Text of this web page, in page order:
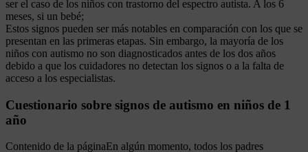
ser el caso de los niños con trastorno del espectro autista. A los 6
meses, si un bebé;
Estos signos pueden ser más notables en comparación con los que se
presentan en las primeras etapas. Sin embargo, la mayoría de los
niños con autismo no son diagnosticados antes de los dos años
debido a que los cuidadores no detectan los signos o a la falta de
acceso a los especialistas.
Cuestionario sobre signos de autismo en niños de 1
año
Contenido de la páginaEn algún momento, todos los padres